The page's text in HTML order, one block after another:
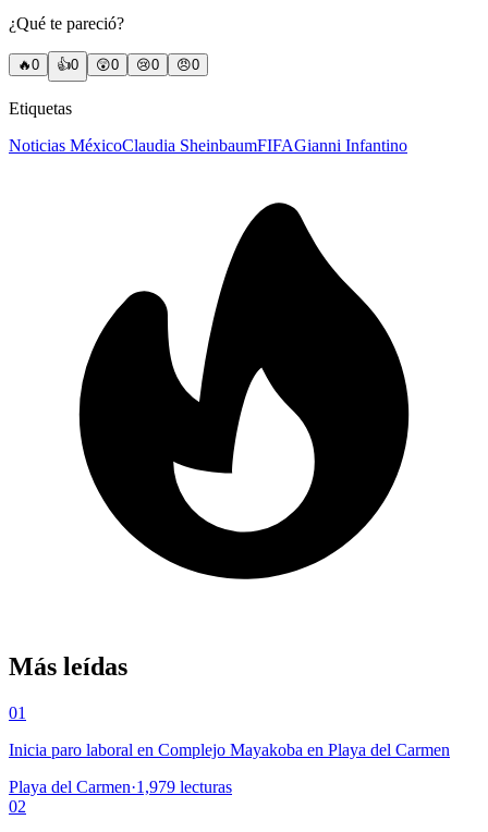
¿Qué te pareció?
🔥0 👍0 😲0 😢0 😠0
Etiquetas
Noticias MéxicoClaudia SheinbaumFIFAGianni Infantino
Más leídas
01
Inicia paro laboral en Complejo Mayakoba en Playa del Carmen
Playa del Carmen·1,979 lecturas
02